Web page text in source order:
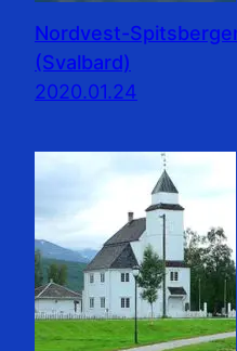
Nordvest-
(Svalbard)
2020.01.24